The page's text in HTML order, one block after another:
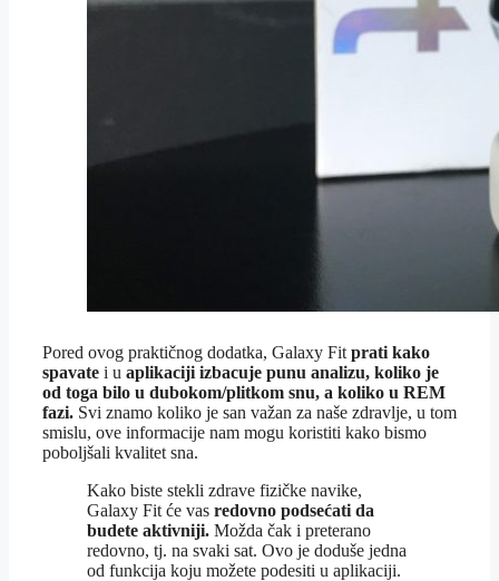
Pored ovog praktičnog dodatka, Galaxy Fit prati kako
spavate i u aplikaciji izbacuje punu analizu, koliko je
od toga bilo u dubokom/plitkom snu, a koliko u REM
fazi. Svi znamo koliko je san važan za naše zdravlje, u tom
smislu, ove informacije nam mogu koristiti kako bismo
poboljšali kvalitet sna.
Kako biste stekli zdrave fizičke navike,
Galaxy Fit će vas redovno podsećati da
budete aktivniji. Možda čak i preterano
redovno, tj. na svaki sat. Ovo je doduše jedna
od funkcija koju možete podesiti u aplikaciji.